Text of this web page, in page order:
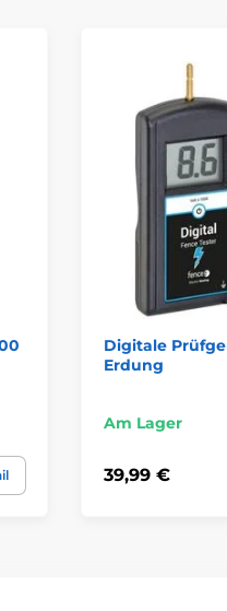
Digitale
Erdung
Am Lager
39,99 €